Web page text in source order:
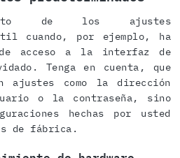
de los ajustes
cuando, por ejemplo, ha
de acceso a la interfaz de
Tenga en cuenta, que
ajustes como la dirección
o la contraseña, sino
hechas por usted
de fábrica.